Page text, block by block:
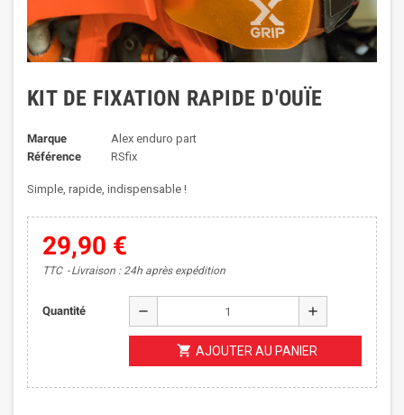
KIT DE FIXATION RAPIDE D'OUÏE
Marque
Alex enduro part
Référence
RSfix
Simple, rapide, indispensable !
29,90 €
TTC Livraison : 24h après expédition
Quantité remove add
shopping_cart AJOUTER AU PANIER